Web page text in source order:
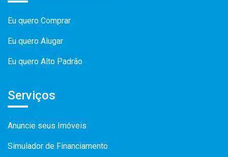
Eu quero Comprar
Eu quero Alugar
Eu quero Alto Padrão
Serviços
Anuncie seus Imóveis
Simulador de Financiamento